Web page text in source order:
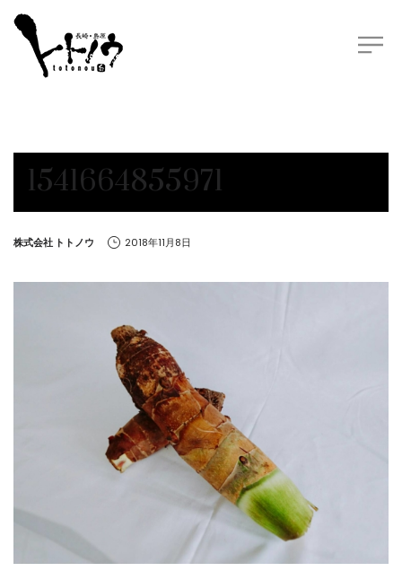
1541664855971
by
株式会社 トトノウ 2018年11月8日